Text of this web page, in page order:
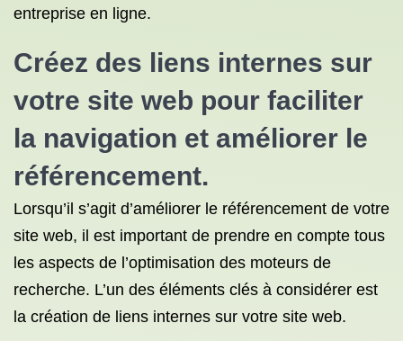
entreprise en ligne.
Créez des liens internes sur
votre site web pour faciliter
la navigation et améliorer le
référencement.
Lorsqu’il s’agit d’améliorer le référencement de votre
site web, il est important de prendre en compte tous
les aspects de l’optimisation des moteurs de
recherche. L’un des éléments clés à considérer est
la création de liens internes sur votre site web.